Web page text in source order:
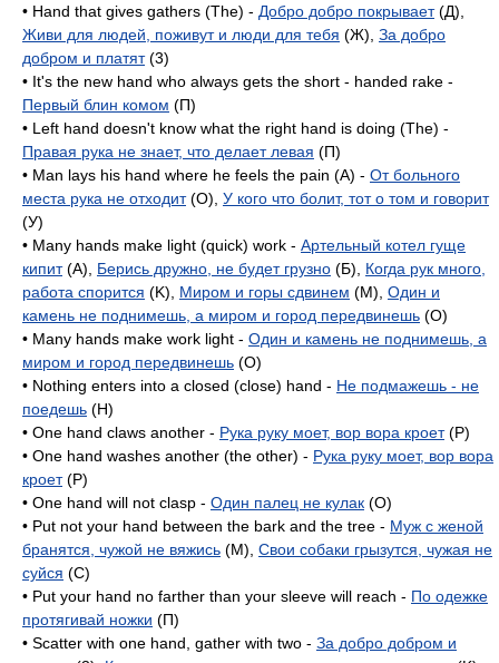
• Hand that gives gathers (The) - Добро добро покрывает(Д),
Живи для людей, поживут и люди для тебя (Ж), За добро
добром и платят(3)
• It's the new hand who always gets the short - handed rake -
Первый блин комом (П)
• Left hand doesn't know what the right hand is doing (The) -
Правая рука не знает, что делает левая (П)
• Man lays his hand where he feels the pain (A) - От больного
места рука не отходит(O), У кого что болит, тот о том и говорит
(У)
• Many hands make light (quick) work - Артельный котел гуще
кипит(A), Берись дружно, не будет грузно (Б), Когда рук много,
работа спорится (K), Миром и горы сдвинем (M), Один и
камень не поднимешь, а миром и город передвинешь (O)
• Many hands make work light - Один и камень не поднимешь, а
миром и город передвинешь (O)
• Nothing enters into a closed (close) hand - Не подмажешь - не
поедешь (H)
• One hand claws another - Рука руку моет, вор вора кроет(P)
• One hand washes another (the other) - Рука руку моет, вор вора
кроет(P)
• One hand will not clasp - Один палец не кулак (O)
• Put not your hand between the bark and the tree - Муж с женой
бранятся, чужой не вяжись (M), Свои собаки грызутся, чужая не
суйся (C)
• Put your hand no farther than your sleeve will reach - По одежке
протягивай ножки (П)
• Scatter with one hand, gather with two - За добро добром и